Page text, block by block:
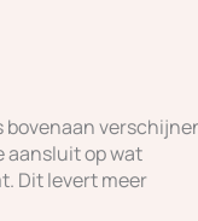
bovenaan
aansluit op wat
Dit levert meer